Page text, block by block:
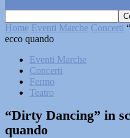
Home Eventi Marche Concerti
ecco quando
Eventi Marche
Concerti
Fermo
Teatro
“Dirty Dancing” in
quando